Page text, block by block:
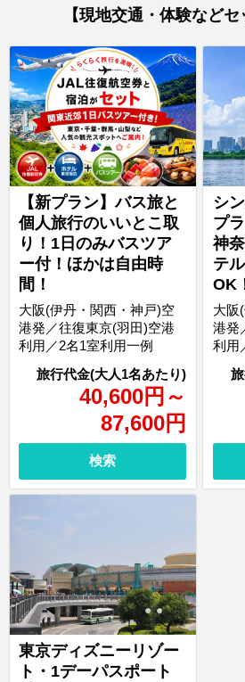
【現地交通・体験などセ
【新プラン】バス旅と
個人旅行のいいとこ取
り！1日のみバスツア
ー付！ほかは自由時
間！
40,600円 ～
87,600円
大阪(伊丹・関西・神戸)空
港発／往復東京(羽田)空港
利用／2名1室利用一例
検索
シ
プ
神
テ
OK
大阪
港発
利用
東京ディズニーリゾー
ト・1デーパスポート